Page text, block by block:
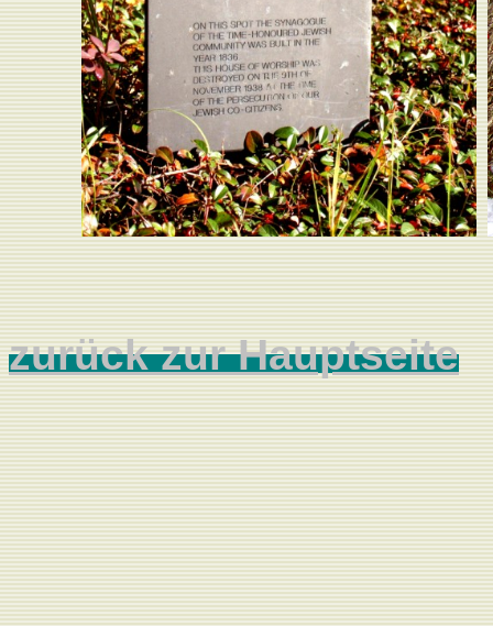
zurück zur Hauptseite